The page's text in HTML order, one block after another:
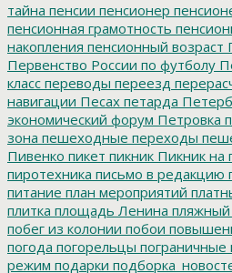
тайна пенсии пенсионер
пенсионная грамотность
накопления пенсионный возраст
Первенство России по футболу
класс переводы переезд
навигации Песах петарда
экономический форум Петровка
зона пешеходные переходы
Пивенко пикет пикник Пикник на
пиротехника письмо в редакцию
питание план мероприятий
плитка площадь Ленина пляжный
побег из колонии побои
погода погорельцы пограничные
режим подарки